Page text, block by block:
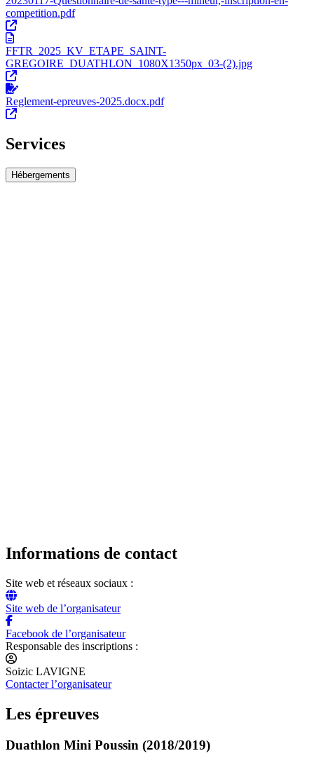
competition.pdf
FFTR_2025_KV_ETAPE_SAINT-
GREGOIRE_DUATHLON_1080X1350px_03-(2).jpg
Reglement-epreuves-2025.docx.pdf
Services
Hébergements
Informations de contact
Site web et réseaux sociaux :
Site web de l’organisateur
Facebook de l’organisateur
Responsable des inscriptions :
Soizic LAVIGNE
Contacter l’organisateur
Les épreuves
Duathlon Mini Poussin (2018/2019)